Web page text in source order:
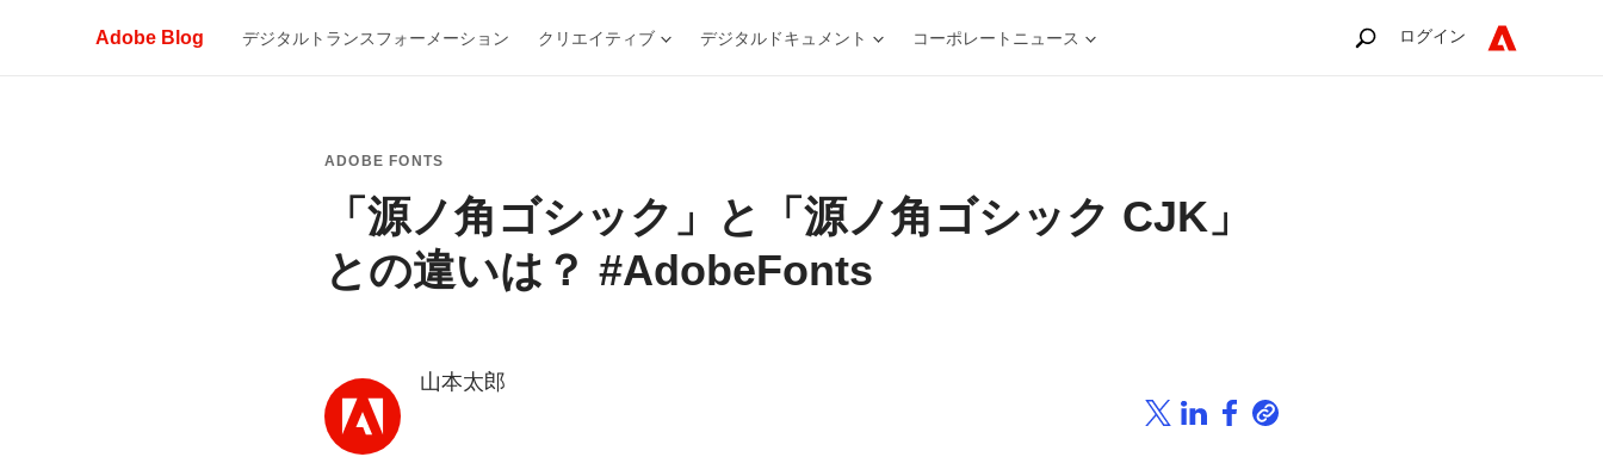
Adobe Blog デジタルトランスフォーメーション クリエイティブ デジタルドキュメント コーポレートニュース ログイン
ADOBE FONTS
「源ノ角ゴシック」と
「源ノ角ゴシック CJK」
との違いは？ #AdobeFonts
山本太郎